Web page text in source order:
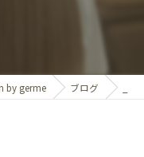
by germe ブログ